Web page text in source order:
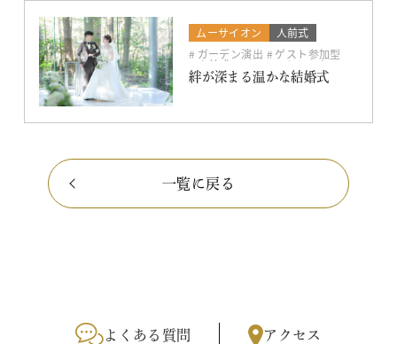
ムーサイオン
人前式
ガーデン演出
ゲスト参加型
人前式 ファーストミート
オリジナル アットホーム
ビュッフェスタイル
絆が深まる温かな結婚式
一覧に戻る
よくある質問 アクセス